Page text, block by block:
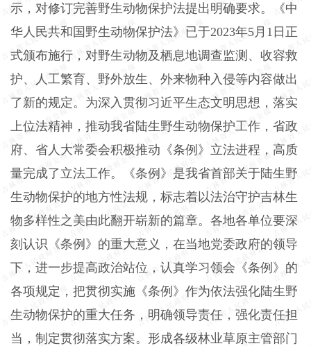
示，对修订完善野生动物保护法提出明确要求。《中
华人民共和国野生动物保护法》已于2023年5月1日正
式颁布施行，对野生动物及栖息地调查监测、收容救
护、人工繁育、野外放生、外来物种入侵等内容做出
了新的规定。为深入贯彻习近平生态文明思想，落实
上位法精神，推动我省陆生野生动物保护工作，省政
府、省人大常委会积极推动《条例》立法进程，高质
量完成了立法工作。《条例》是我省首部关于陆生野
生动物保护的地方性法规，标志着以法治守护吉林生
物多样性之美由此翻开崭新的篇章。各地各单位要深
刻认识《条例》的重大意义，在当地党委政府的领导
下，进一步提高政治站位，认真学习领会《条例》的
各项规定，把贯彻实施《条例》作为依法强化陆生野
生动物保护的重大任务，明确领导责任，强化责任担
当，制定贯彻落实方案。形成各级林业草原主管部门